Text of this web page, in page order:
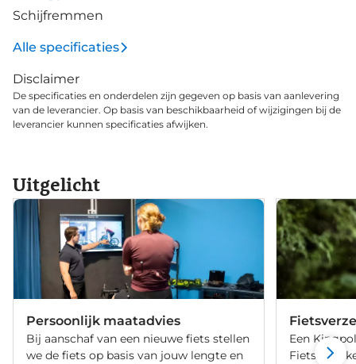
Schijfremmen
Alle specificaties
Disclaimer
De specificaties en onderdelen zijn gegeven op basis van aanlevering
van de leverancier. Op basis van beschikbaarheid of wijzigingen bij de
leverancier kunnen specificaties afwijken.
Uitgelicht
Persoonlijk maatadvies
Bij aanschaf van een nieuwe fiets stellen
we de fiets op basis van jouw lengte en
Een